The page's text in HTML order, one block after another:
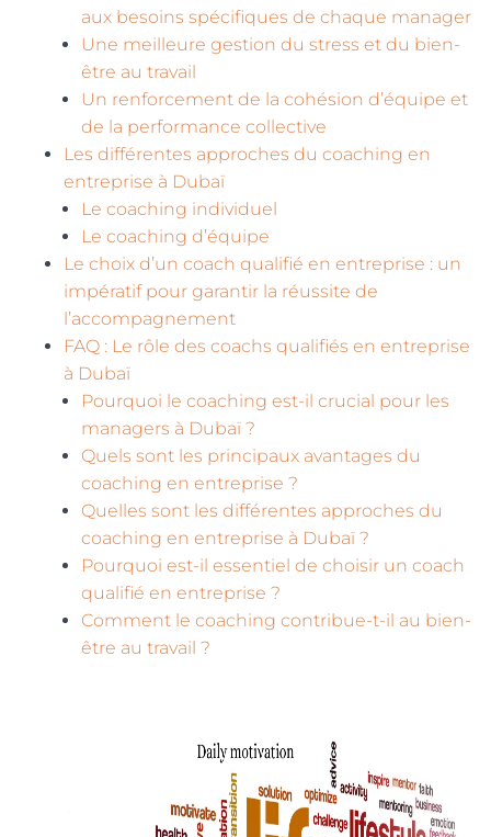
aux besoins spécifiques de chaque manager
Une meilleure gestion du stress et du bien-
être au travail
Un renforcement de la cohésion d’équipe et
de la performance collective
Les différentes approches du coaching en
entreprise à Dubaï
Le coaching individuel
Le coaching d’équipe
Le choix d’un coach qualifié en entreprise : un
impératif pour garantir la réussite de
l’accompagnement
FAQ : Le rôle des coachs qualifiés en entreprise
à Dubaï
Pourquoi le coaching est-il crucial pour les
managers à Dubaï ?
Quels sont les principaux avantages du
coaching en entreprise ?
Quelles sont les différentes approches du
coaching en entreprise à Dubaï ?
Pourquoi est-il essentiel de choisir un coach
qualifié en entreprise ?
Comment le coaching contribue-t-il au bien-
être au travail ?